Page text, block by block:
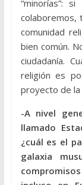
“minorías”:
colaboremos,
comunidad
bien común.
ciudadanía.
religión es
proyecto de la
-A nivel
llamado
¿cuál es el
galaxia